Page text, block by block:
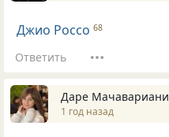
Джио Россо 68
Ответить
Даре Мачавариани
1 год назад